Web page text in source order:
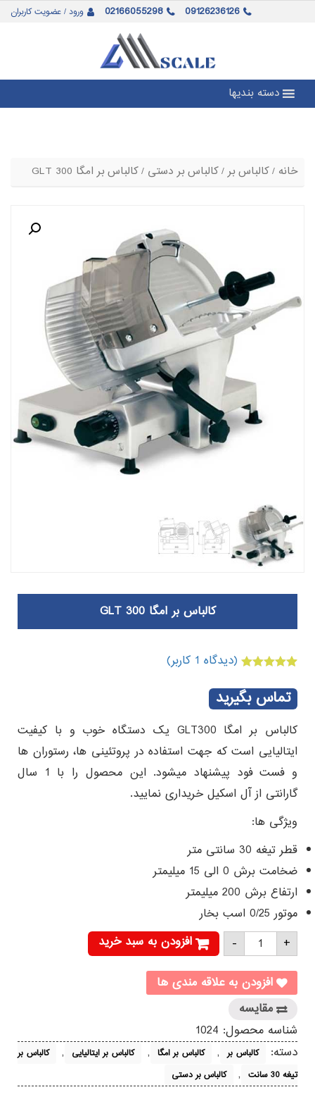
ورود / عضویت کاربران 02166055298 09126236126
دسته بندیها
خانه /کالباس بر/کالباس بر دستی / کالباس بر امگا GLT 300
کالباس بر امگا GLT 300
5.00از 5 در
امتیازدهی
مشتری
(دیدگاه 1 کاربر)
تماس بگیرید
کالباس بر امگا GLT300 یک دستگاه خوب و با کیفیت
ایتالیایی است که جهت استفاده در پروتئینی ها، رستوران ها
و فست فود پیشنهاد میشود. این محصول را با 1 سال
گارانتی از آل اسکیل خریداری نمایید.
ویژگی ها:
قطر تیغه 30 سانتی متر
ضخامت برش 0 الی 15 میلیمتر
ارتفاع برش 200 میلیمتر
موتور 0/25 اسب بخار
- کالباس
امگا
GLT
300
عدد
+
افزودن به سبد خرید
افزودن به علاقه مندی ها
مقایسه
شناسه محصول: 1024
دسته:
کالباس بر , کالباس بر امگا , کالباس بر ایتالیایی ,
کالباس بر
تیغه 30 سانت
, کالباس بر دستی